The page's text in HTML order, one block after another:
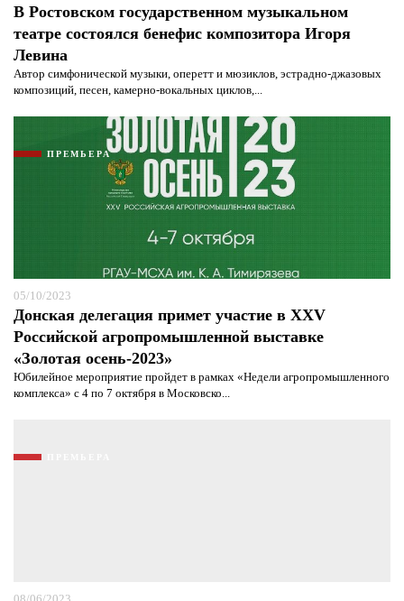
В Ростовском государственном музыкальном
театре состоялся бенефис композитора Игоря
Левина
Автор симфонической музыки, оперетт и мюзиклов, эстрадно-джазовых
композиций, песен, камерно-вокальных циклов,...
ПРЕМЬЕРА
05/10/2023
Донская делегация примет участие в XXV
Российской агропромышленной выставке
«Золотая осень-2023»
Юбилейное мероприятие пройдет в рамках «Недели агропромышленного
комплекса» с 4 по 7 октября в Московско...